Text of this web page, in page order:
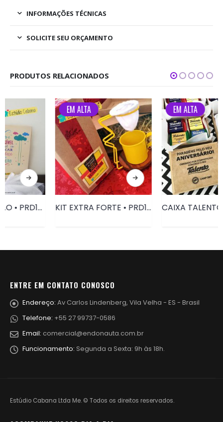
INFORMAÇÕES TÉCNICAS
SOLICITE SEU ORÇAMENTO
PRODUTOS RELACIONADOS
EM ALTA
KIT EXTRA FORTE • PRD125
EM ALTA
CAIXA TALENTO FLAT • PRD004
ENTRE EM CONTATO CONOSCO
Endereço: Av Carlos Lindenberg, Vila Velha - ES - Brasil
Telefone: +55 27 99737-0586
Email: comercial@endonauta.com.br
Funcionamento: Segunda a Sexta: 9h às 18h.
Estúdio Cabana Ltda Me. © Todos os direitos reservados.